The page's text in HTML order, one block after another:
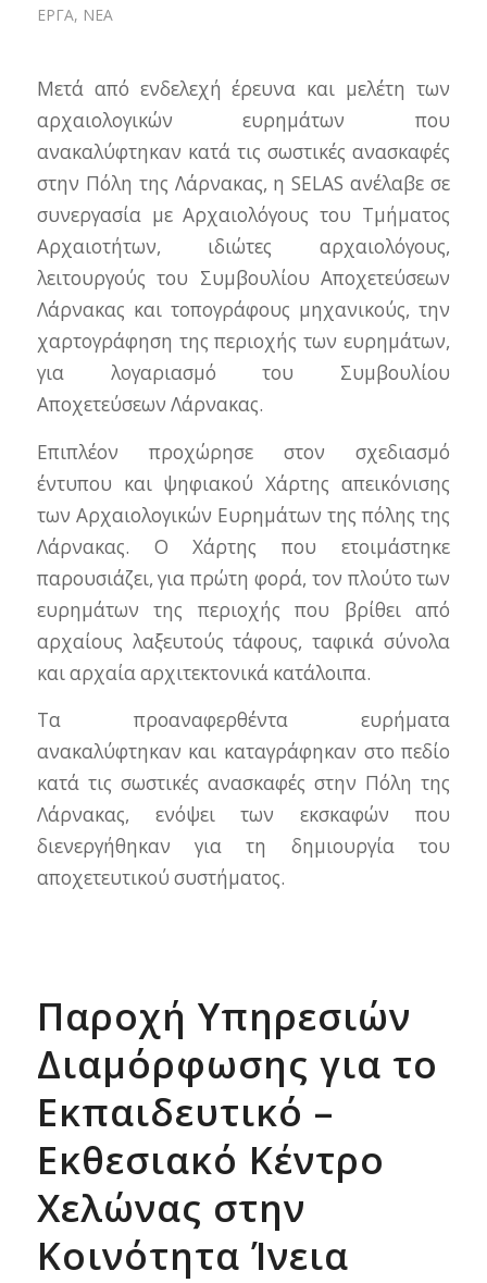
ΈΡΓΑ, ΝΈΑ
Μετά από ενδελεχή έρευνα και μελέτη των
αρχαιολογικών ευρημάτων που
ανακαλύφτηκαν κατά τις σωστικές ανασκαφές
στην Πόλη της Λάρνακας, η SELAS ανέλαβε σε
συνεργασία με Αρχαιολόγους του Τμήματος
Αρχαιοτήτων, ιδιώτες αρχαιολόγους,
λειτουργούς του Συμβουλίου Αποχετεύσεων
Λάρνακας και τοπογράφους μηχανικούς, την
χαρτογράφηση της περιοχής των ευρημάτων,
για λογαριασμό του Συμβουλίου
Αποχετεύσεων Λάρνακας.
Επιπλέον προχώρησε στον σχεδιασμό
έντυπου και ψηφιακού Χάρτης απεικόνισης
των Αρχαιολογικών Ευρημάτων της πόλης της
Λάρνακας. Ο Χάρτης που ετοιμάστηκε
παρουσιάζει, για πρώτη φορά, τον πλούτο των
ευρημάτων της περιοχής που βρίθει από
αρχαίους λαξευτούς τάφους, ταφικά σύνολα
και αρχαία αρχιτεκτονικά κατάλοιπα.
Τα προαναφερθέντα ευρήματα
ανακαλύφτηκαν και καταγράφηκαν στο πεδίο
κατά τις σωστικές ανασκαφές στην Πόλη της
Λάρνακας, ενόψει των εκσκαφών που
διενεργήθηκαν για τη δημιουργία του
αποχετευτικού συστήματος.
Παροχή Υπηρεσιών
Διαμόρφωσης για το
Εκπαιδευτικό –
Εκθεσιακό Κέντρο
Χελώνας στην
Κοινότητα Ίνεια